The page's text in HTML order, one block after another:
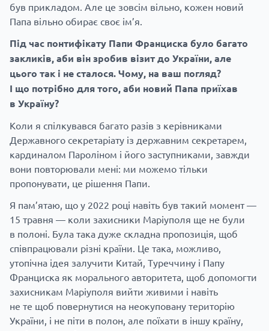
був прикладом. Але це зовсім вільно, кожен новий
Папа вільно обирає своє ім’я.
Під час понтифікату Папи Франциска було багато
закликів, аби він зробив візит до України, але
цього так і не сталося. Чому, на ваш погляд?
І що потрібно для того, аби новий Папа приїхав
в Україну?
Коли я спілкувався багато разів з керівниками
Державного секретаріату із державним секретарем,
кардиналом Пароліном і його заступниками, завжди
вони повторювали мені: ми можемо тільки
пропонувати, це рішення Папи.
Я пам’ятаю, що у 2022 році навіть був такий момент —
15 травня — коли захисники Маріуполя ще не були
в полоні. Була така дуже складна пропозиція, щоб
співпрацювали різні країни. Це така, можливо,
утопічна ідея залучити Китай, Туреччину і Папу
Франциска як морального авторитета, щоб допомогти
захисникам Маріуполя вийти живими і навіть
не те щоб повернутися на неокуповану територію
України, і не піти в полон, але поїхати в іншу країну,